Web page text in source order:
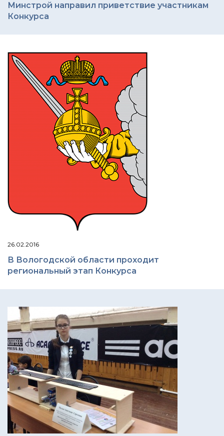
Минстрой направил приветствие участникам
Конкурса
26.02.2016
В Вологодской области проходит
региональный этап Конкурса